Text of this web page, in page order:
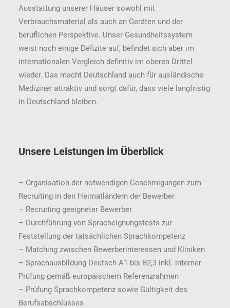
Ausstattung unserer Häuser sowohl mit
Verbrauchsmaterial als auch an Geräten und der
beruflichen Perspektive. Unser Gesundheitssystem
weist noch einige Defizite auf, befindet sich aber im
internationalen Vergleich definitiv im oberen Drittel
wieder. Das macht Deutschland auch für ausländische
Mediziner attraktiv und sorgt dafür, dass viele langfristig
in Deutschland bleiben.
Unsere Leistungen im Überblick
– Organisation der notwendigen Genehmigungen zum
Recruiting in den Heimatländern der Bewerber
– Recruiting geeigneter Bewerber
– Durchführung von Spracheignungstests zur
Feststellung der tatsächlichen Sprachkompetenz
– Matching zwischen Bewerberinteressen und Kliniken
– Sprachausbildung Deutsch A1 bis B2,3 inkl. interner
Prüfung gemäß europäischem Referenzrahmen
– Prüfung Sprachkompetenz sowie Gültigkeit des
Berufsabschlusses